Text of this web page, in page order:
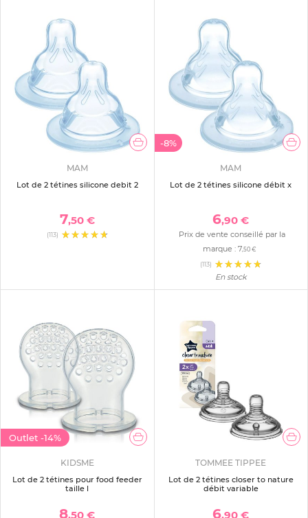
MAM
Lot de 2 tétines silicone debit 2
7,50 €
(113)
-8%
MAM
Lot de 2 tétines silicone débit x
6,90 €
Prix de vente conseillé par la
marque : 7,50 €
(113)
En stock
Outlet -14%
KIDSME
Lot de 2 tétines pour food feeder
taille l
8,50 €
TOMMEE TIPPEE
Lot de 2 tétines closer to nature
débit variable
6,90 €